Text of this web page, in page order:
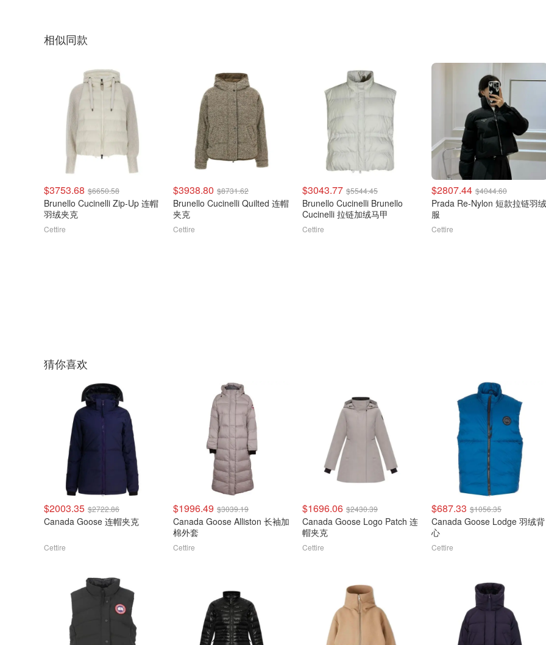
相似同款
$3753.68 $6650.58
Brunello Cucinelli Zip-Up 连帽
羽绒夹克
Cettire
$3938.80 $8731.62
Brunello Cucinelli Quilted 连帽
夹克
Cettire
$3043.77 $5544.45
Brunello Cucinelli Brunello
Cucinelli 拉链加绒马甲
Cettire
$2807.44 $4044.60
Prada Re-Nylon 短款拉链羽绒
服
Cettire
猜你喜欢
$2003.35 $2722.86
Canada Goose 连帽夹克
Cettire
$1996.49 $3039.19
Canada Goose Alliston 长袖加
棉外套
Cettire
$1696.06 $2430.39
Canada Goose Logo Patch 连
帽夹克
Cettire
$687.33 $1056.35
Canada Goose Lodge 羽绒背
心
Cettire